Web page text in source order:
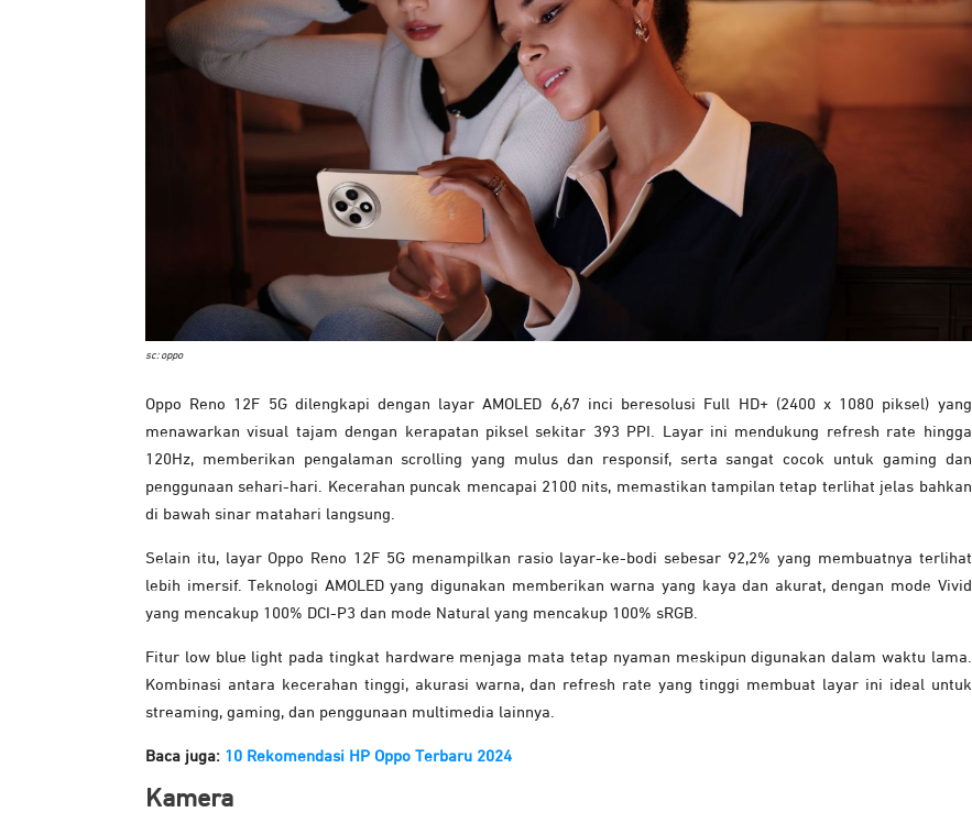
sc: oppo
Oppo Reno 12F 5G dilengkapi dengan layar AMOLED 6,67 inci beresolusi Full HD+ (2400 x 1080 piksel) yang
menawarkan visual tajam dengan kerapatan piksel sekitar 393 PPI. Layar ini mendukung refresh rate hingga
120Hz, memberikan pengalaman scrolling yang mulus dan responsif, serta sangat cocok untuk gaming dan
penggunaan sehari-hari. Kecerahan puncak mencapai 2100 nits, memastikan tampilan tetap terlihat jelas bahkan
di bawah sinar matahari langsung.
Selain itu, layar Oppo Reno 12F 5G menampilkan rasio layar-ke-bodi sebesar 92,2% yang membuatnya terlihat
lebih imersif. Teknologi AMOLED yang digunakan memberikan warna yang kaya dan akurat, dengan mode Vivid
yang mencakup 100% DCI-P3 dan mode Natural yang mencakup 100% sRGB.
Fitur low blue light pada tingkat hardware menjaga mata tetap nyaman meskipun digunakan dalam waktu lama.
Kombinasi antara kecerahan tinggi, akurasi warna, dan refresh rate yang tinggi membuat layar ini ideal untuk
streaming, gaming, dan penggunaan multimedia lainnya.
Baca juga: 10 Rekomendasi HP Oppo Terbaru 2024
Kamera